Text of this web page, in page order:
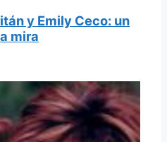
y Emily Ceco: un
mira